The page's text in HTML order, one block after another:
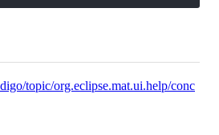
topic/org.eclipse.mat.ui.help/conc